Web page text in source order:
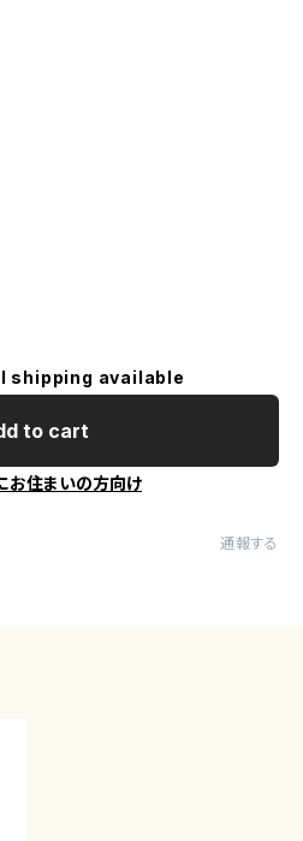
shipping available
to cart
お住まいの方向け
通報する